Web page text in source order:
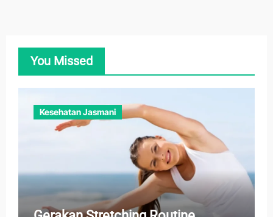
You Missed
Kesehatan Jasmani